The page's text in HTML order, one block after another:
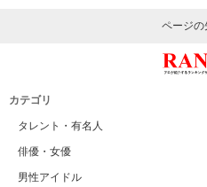
ページの
カテゴリ
タレント・有名人
俳優・女優
男性アイドル